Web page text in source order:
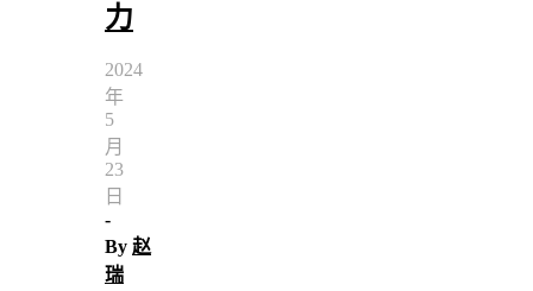
力
2024
年
5
月
23
日
-
By 赵
瑞